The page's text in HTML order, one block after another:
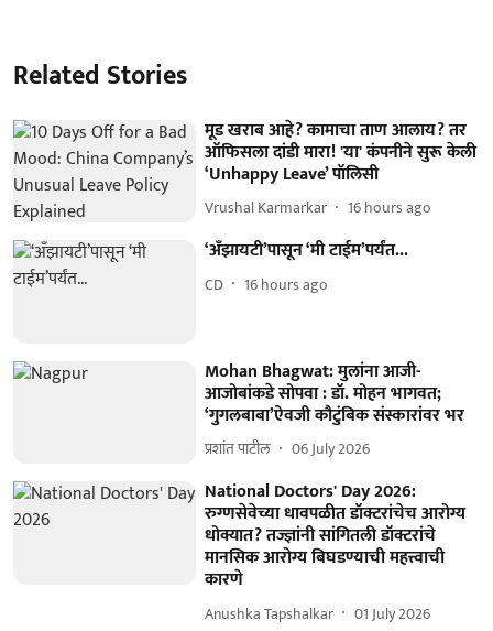
Related Stories
मूड खराब आहे? कामाचा ताण आलाय? तर
ऑफिसला दांडी मारा! 'या' कंपनीने सुरू केली
‘Unhappy Leave’ पॉलिसी
Vrushal Karmarkar 16 hours ago
‘अँझायटी’पासून ‘मी टाईम’पर्यंत...
CD 16 hours ago
Mohan Bhagwat: मुलांना आजी-
आजोबांकडे सोपवा : डॉ. मोहन भागवत;
‘गुगलबाबा’ऐवजी कौटुंबिक संस्कारांवर भर
प्रशांत पाटील 06 July 2026
National Doctors' Day 2026:
रुग्णसेवेच्या धावपळीत डॉक्टरांचेच आरोग्य
धोक्यात? तज्ज्ञांनी सांगितली डॉक्टरांचे
मानसिक आरोग्य बिघडण्याची महत्त्वाची
कारणे
Anushka Tapshalkar 01 July 2026